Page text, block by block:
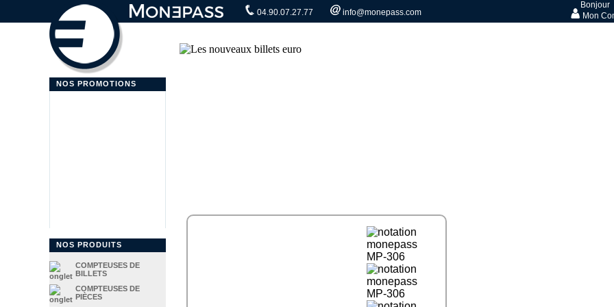
04.90.07.27.77 info@monepass.com
Bonjour
Mon
NOS PROMOTIONS
NOS PRODUITS
COMPTEUSES DE
BILLETS
COMPTEUSES DE
PIÈCES